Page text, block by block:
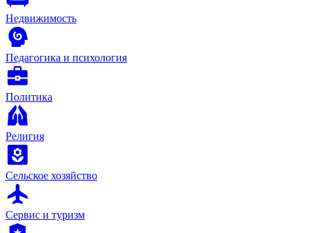
Недвижимость
Педагогика и психология
Политика
Религия
Сельское хозяйство
Сервис и туризм